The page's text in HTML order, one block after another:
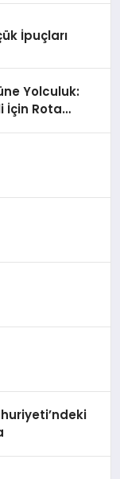
İpuçları
Yolculuk:
İçin Rota